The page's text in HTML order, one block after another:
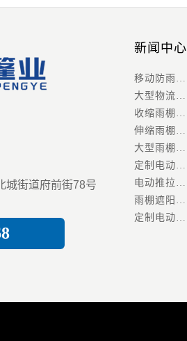
城街道府前街78号
新闻中心
移动防雨棚防水设计怎么样
大型物流发货区移动推拉棚 电动伸缩雨棚 创力按需定制
收缩雨棚遮阳棚怎么安装
伸缩雨棚日常维护保养有哪些
大型雨棚应用范围你知道有哪些吗
定制电动推拉雨棚需要提供哪些需求参数
电动推拉雨棚防雨防晒
雨棚遮阳棚多少钱一平方
定制电动推拉雨棚